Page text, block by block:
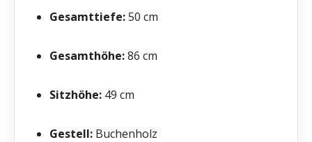
Gesamttiefe:50 cm
Gesamthöhe:86 cm
Sitzhöhe: 49 cm
Gestell: Buchenholz